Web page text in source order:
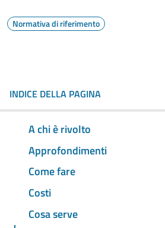
Normativa di riferimento
INDICE DELLA PAGINA
A chi è rivolto
Approfondimenti
Come fare
Costi
Cosa serve